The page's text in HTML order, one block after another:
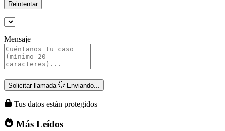
Reintentar
Mensaje
Solicitar llamada Enviando...
Tus datos están protegidos
Más Leídos